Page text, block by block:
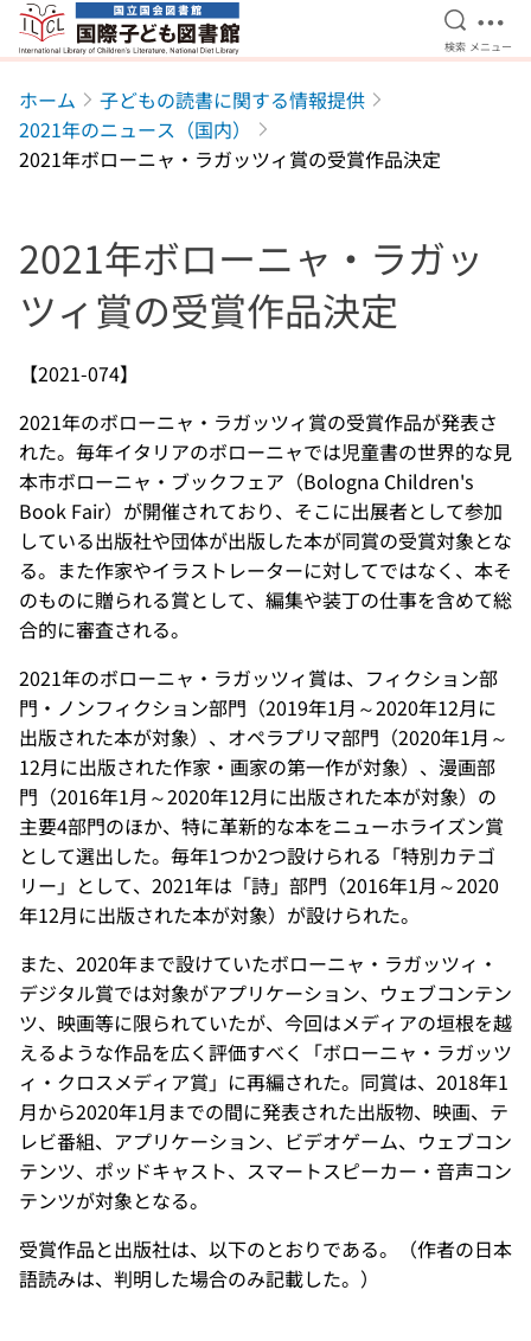
本文へ移動
検索を
検索 メ
メニュー
ホーム
子どもの読書に関する情報提供
2021年のニュース（国内）
2021年ボローニャ・ラガッツィ賞の受賞作品決定
2021年ボローニャ・ラガッ
ツィ賞の受賞作品決定
【2021-074】
2021年のボローニャ・ラガッツィ賞の受賞作品が発表さ
れた。毎年イタリアのボローニャでは児童書の世界的な見
本市ボローニャ・ブックフェア（Bologna Children's
Book Fair）が開催されており、そこに出展者として参加
している出版社や団体が出版した本が同賞の受賞対象とな
る。また作家やイラストレーターに対してではなく、本そ
のものに贈られる賞として、編集や装丁の仕事を含めて総
合的に審査される。
2021年のボローニャ・ラガッツィ賞は、フィクション部
門・ノンフィクション部門（2019年1月～2020年12月に
出版された本が対象）、オペラプリマ部門（2020年1月～
12月に出版された作家・画家の第一作が対象）、漫画部
門（2016年1月～2020年12月に出版された本が対象）の
主要4部門のほか、特に革新的な本をニューホライズン賞
として選出した。毎年1つか2つ設けられる「特別カテゴ
リー」として、2021年は「詩」部門（2016年1月～2020
年12月に出版された本が対象）が設けられた。
また、2020年まで設けていたボローニャ・ラガッツィ・
デジタル賞では対象がアプリケーション、ウェブコンテン
ツ、映画等に限られていたが、今回はメディアの垣根を越
えるような作品を広く評価すべく「ボローニャ・ラガッツ
ィ・クロスメディア賞」に再編された。同賞は、2018年1
月から2020年1月までの間に発表された出版物、映画、テ
レビ番組、アプリケーション、ビデオゲーム、ウェブコン
テンツ、ポッドキャスト、スマートスピーカー・音声コン
テンツが対象となる。
受賞作品と出版社は、以下のとおりである。（作者の日本
語読みは、判明した場合のみ記載した。）